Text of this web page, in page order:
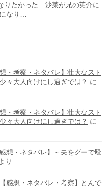
りたかった…沙菜が兄の英介に
なり…
・考察・ネタバレ】壮大なスト
々大人向けにし過ぎでは？ に
・考察・ネタバレ】壮大なスト
々大人向けにし過ぎでは？ に
想・ネタバレ】～夫をグーで殴
り
感想・ネタバレ・考察】とんで